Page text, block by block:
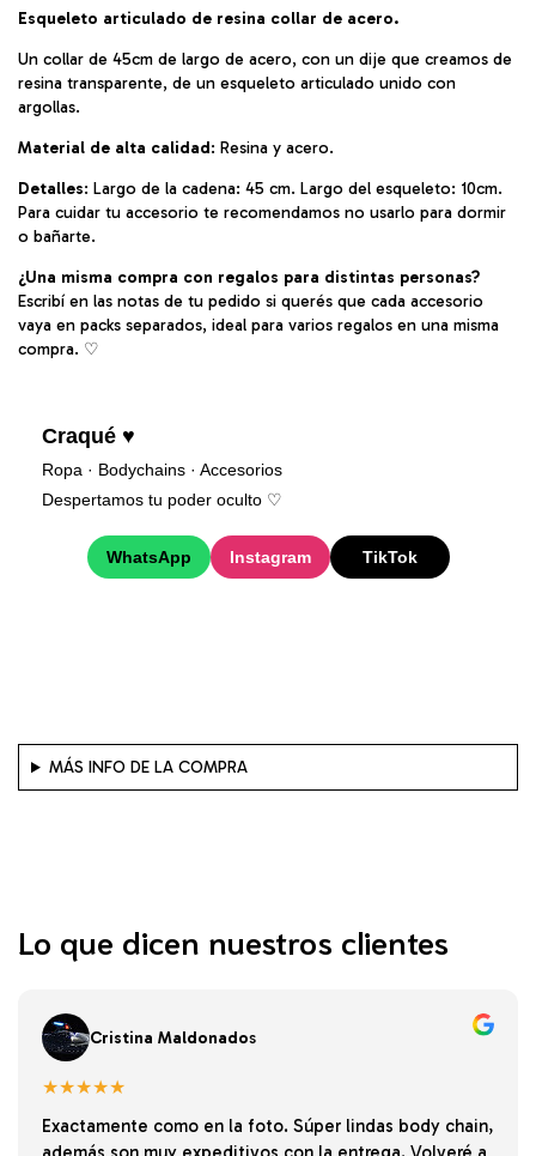
Esqueleto articulado de resina collar de acero.
Un collar de 45cm de largo de acero, con un dije que creamos de
resina transparente, de un esqueleto articulado unido con
argollas.
Material de alta calidad: Resina y acero.
Detalles: Largo de la cadena: 45 cm. Largo del esqueleto: 10cm.
Para cuidar tu accesorio te recomendamos no usarlo para dormir
o bañarte.
¿Una misma compra con regalos para distintas personas?
Escribí en las notas de tu pedido si querés que cada accesorio
vaya en packs separados, ideal para varios regalos en una misma
compra. ♡︎
Craqué ♥
Ropa · Bodychains · Accesorios
Despertamos tu poder oculto ♡︎
WhatsApp Instagram TikTok
MÁS INFO DE LA COMPRA
Lo que dicen nuestros clientes
Cristina Maldonados
★★★★★
Exactamente como en la foto. Súper lindas body chain,